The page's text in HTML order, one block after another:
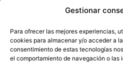
Gestionar
Para ofrecer las mejores experiencias,
cookies para almacenar y/o acceder a
consentimiento de estas tecnologías
el comportamiento de navegación o
Haz clic para